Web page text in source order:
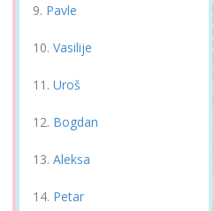
Pavle
Vasilije
Uroš
Bogdan
Aleksa
Petar